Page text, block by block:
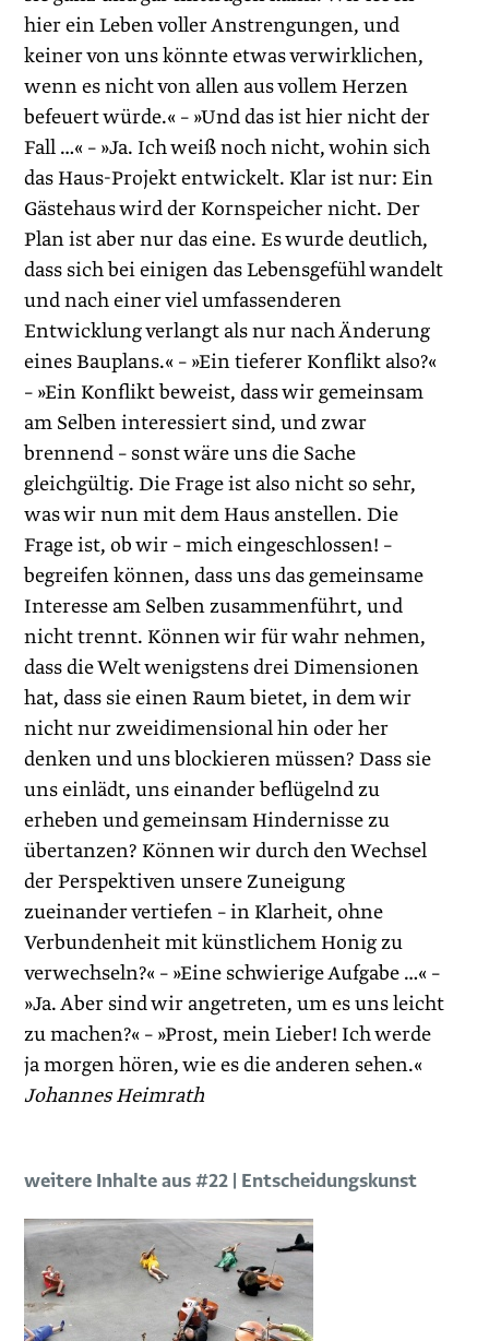
hier ein Leben voller Anstrengungen, und
keiner von uns könnte etwas verwirklichen,
wenn es nicht von allen aus vollem Herzen
befeuert würde.« – »Und das ist hier nicht der
Fall …« – »Ja. Ich weiß noch nicht, wohin sich
das Haus-Projekt entwickelt. Klar ist nur: Ein
Gästehaus wird der Kornspeicher nicht. Der
Plan ist aber nur das eine. Es wurde deutlich,
dass sich bei einigen das Lebensgefühl wandelt
und nach einer viel umfassenderen
Entwicklung verlangt als nur nach Änderung
eines Bauplans.« – »Ein tieferer Konflikt also?«
– »Ein Konflikt beweist, dass wir gemeinsam
am Selben inter­essiert sind, und zwar
brennend – sonst wäre uns die Sache
gleichgültig. Die Frage ist also nicht so sehr,
was wir nun mit dem Haus anstellen. Die
Frage ist, ob wir – mich eingeschlossen! –
begreifen können, dass uns das gemeinsame
Interesse am Selben zusammenführt, und
nicht trennt. Können wir für wahr nehmen,
dass die Welt wenigstens drei Dimensionen
hat, dass sie einen Raum bietet, in dem wir
nicht nur zweidimensional hin oder her
denken und uns blockieren müssen? Dass sie
uns einlädt, uns einander beflügelnd zu
erheben und gemeinsam Hindernisse zu
übertanzen? Können wir durch den Wechsel
der Perspektiven unsere Zuneigung
zueinander vertiefen – in Klarheit, ohne
Verbundenheit mit künstlichem Honig zu
verwechseln?« – »Eine schwierige Aufgabe …« –
»Ja. Aber sind wir angetreten, um es uns leicht
zu machen?« – »Prost, mein Lieber! Ich werde
ja morgen hören, wie es die anderen sehen.«
Johannes Heimrath
weitere Inhalte aus #22 | Entscheidungskunst